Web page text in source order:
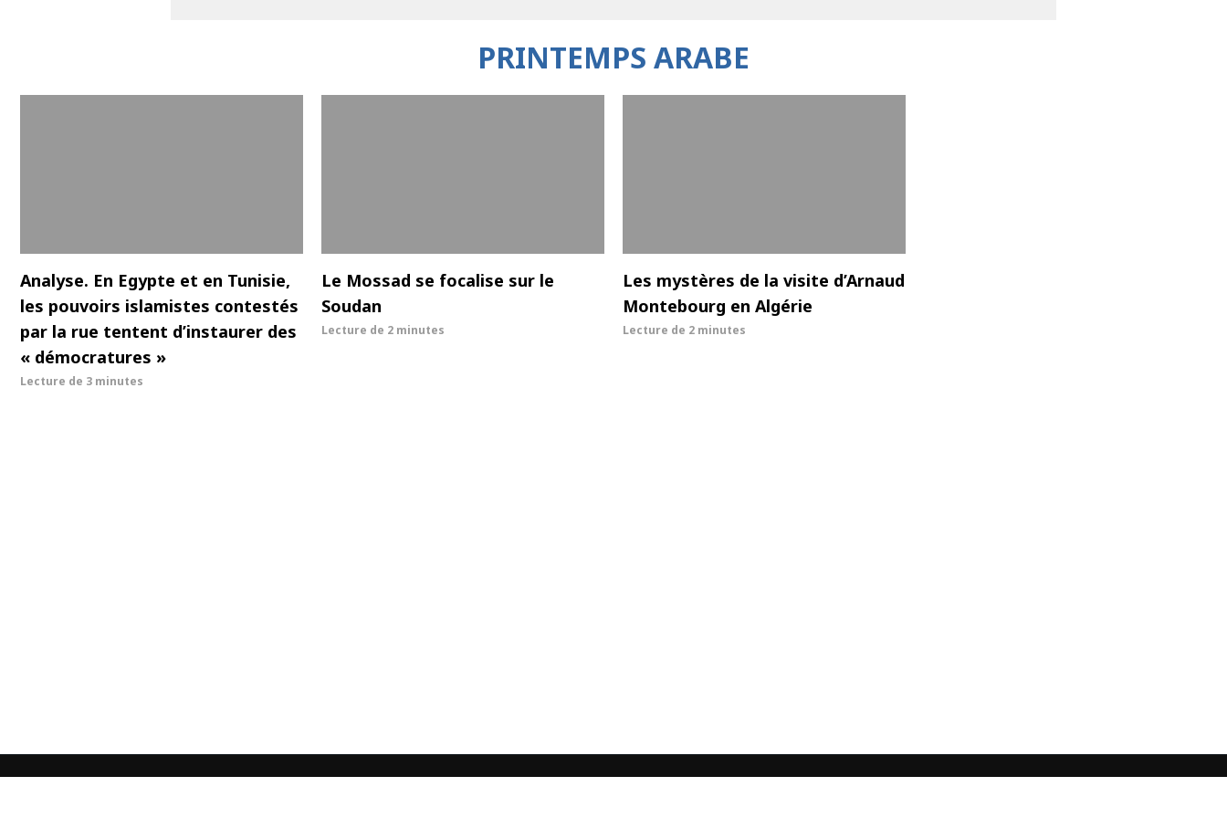
PRINTEMPS ARABE
Analyse. En Egypte et en Tunisie,
les pouvoirs islamistes contestés
par la rue tentent d’instaurer des
« démocratures »
Lecture de 3 minutes
Le Mossad se focalise sur le
Soudan
Lecture de 2 minutes
Les mystères de la visite d’Arnaud
Montebourg en Algérie
Lecture de 2 minutes